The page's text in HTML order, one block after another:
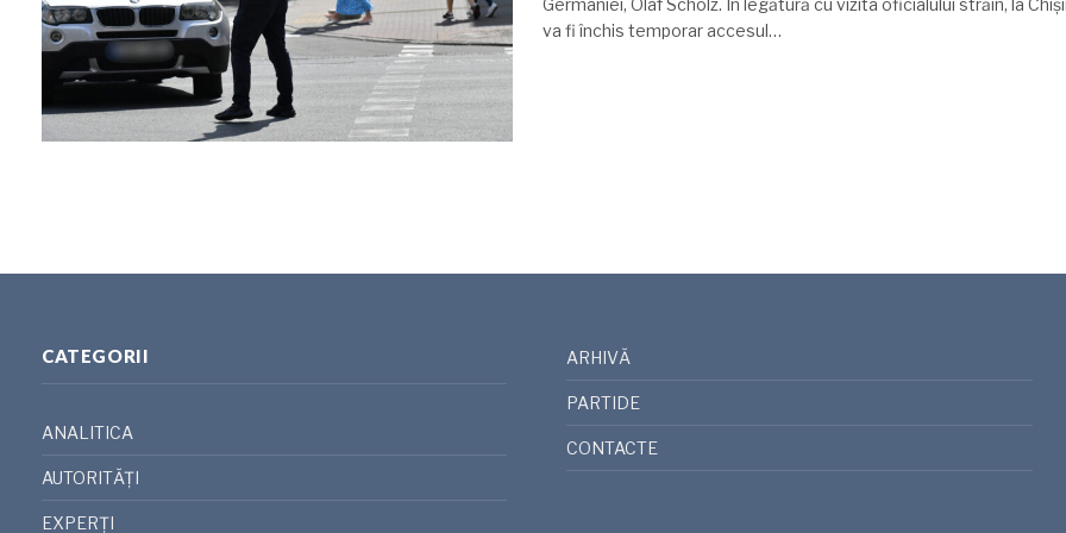
Germaniei, Olaf Scholz. În legătură cu vizita oficialului străin, la
va fi închis temporar accesul…
CATEGORII
ANALITICA
AUTORITĂȚI
EXPERȚI
ARHIVĂ
PARTIDE
CONTACTE